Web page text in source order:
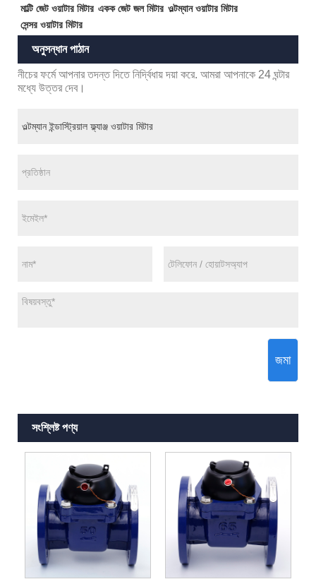
মাল্টি জেট ওয়াটার মিটার একক জেট জল মিটার ওল্টম্যান ওয়াটার মিটার
সেন্সর ওয়াটার মিটার
অনুসন্ধান পাঠান
নীচের ফর্মে আপনার তদন্ত দিতে নির্দ্বিধায় দয়া করে. আমরা আপনাকে 24 ঘন্টার
মধ্যে উত্তর দেব।
জমা
সংশ্লিষ্ট পণ্য